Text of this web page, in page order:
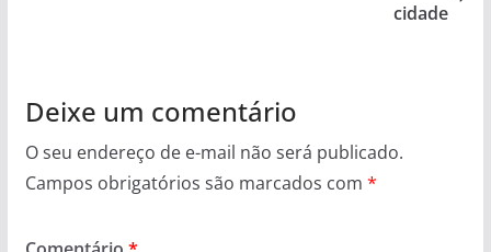
cidade
Deixe um comentário
O seu endereço de e-mail não será publicado.
Campos obrigatórios são marcados com *